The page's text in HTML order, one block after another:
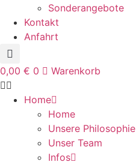
Sonderangebote
Kontakt
Anfahrt
0,00 € 0 Warenkorb
Home
Home
Unsere Philosophie
Unser Team
Infos